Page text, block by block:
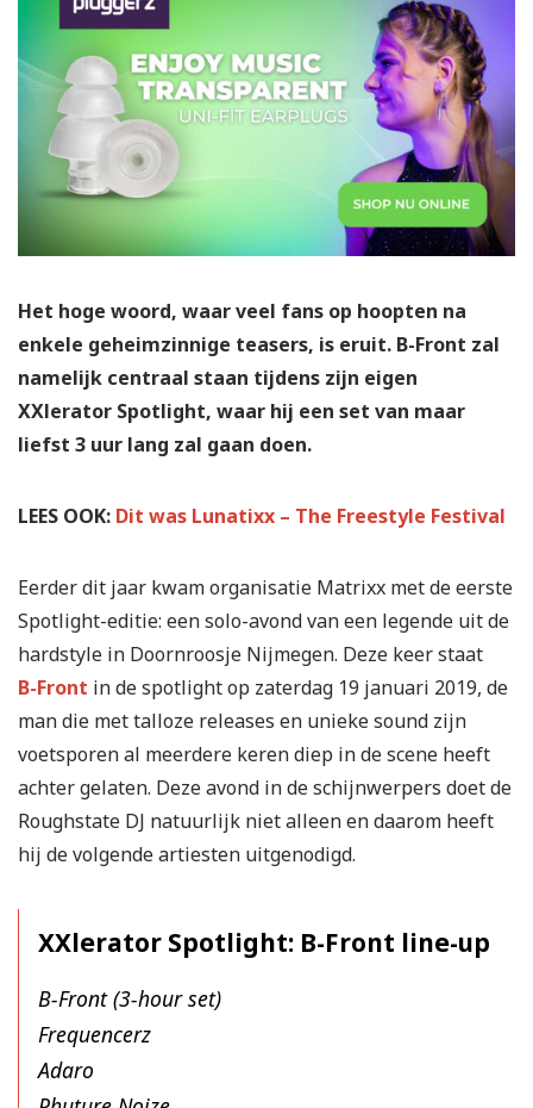
Het hoge woord, waar veel fans op hoopten na
enkele geheimzinnige teasers, is eruit. B-Front zal
namelijk centraal staan tijdens zijn eigen
XXlerator Spotlight, waar hij een set van maar
liefst 3 uur lang zal gaan doen.
LEES OOK: Dit was Lunatixx – The Freestyle Festival
Eerder dit jaar kwam organisatie Matrixx met de eerste
Spotlight-editie: een solo-avond van een legende uit de
hardstyle in Doornroosje Nijmegen. Deze keer staat
B-Front in de spotlight op zaterdag 19 januari 2019, de
man die met talloze releases en unieke sound zijn
voetsporen al meerdere keren diep in de scene heeft
achter gelaten. Deze avond in de schijnwerpers doet de
Roughstate DJ natuurlijk niet alleen en daarom heeft
hij de volgende artiesten uitgenodigd.
XXlerator Spotlight: B-Front line-up
B-Front (3-hour set)
Frequencerz
Adaro